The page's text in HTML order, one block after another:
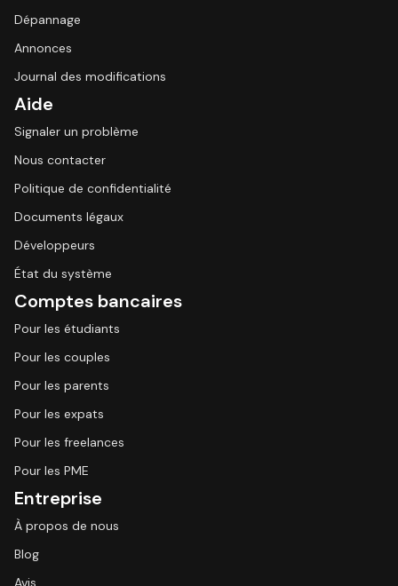
Dépannage
Annonces
Journal des modifications
Aide
Signaler un problème
Nous contacter
Politique de confidentialité
Documents légaux
Développeurs
État du système
Comptes bancaires
Pour les étudiants
Pour les couples
Pour les parents
Pour les expats
Pour les freelances
Pour les PME
Entreprise
À propos de nous
Blog
Avis